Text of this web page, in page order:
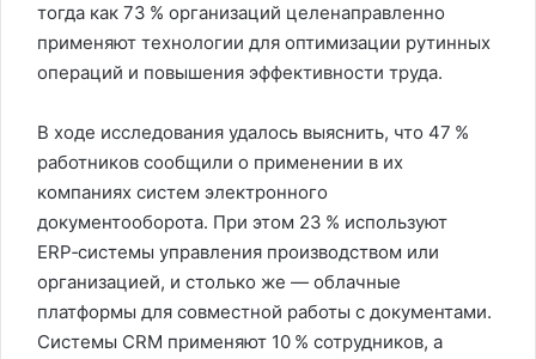
тогда как 73 % организаций целенаправленно
применяют технологии для оптимизации рутинных
операций и повышения эффективности труда.
В ходе исследования удалось выяснить, что 47 %
работников сообщили о применении в их
компаниях систем электронного
документооборота. При этом 23 % используют
ERP‑системы управления производством или
организацией, и столько же — облачные
платформы для совместной работы с документами.
Системы CRM применяют 10 % сотрудников, а